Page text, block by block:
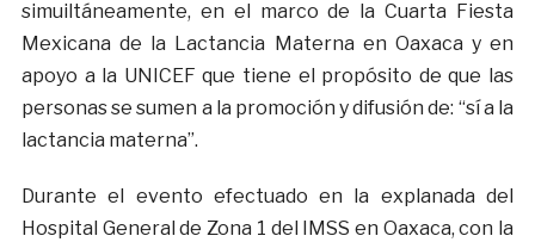
simuiltáneamente, en el marco de la Cuarta Fiesta
Mexicana de la Lactancia Materna en Oaxaca y en
apoyo a la UNICEF que tiene el propósito de que las
personas se sumen a la promoción y difusión de: “sí a la
lactancia materna”.
Durante el evento efectuado en la explanada del
Hospital General de Zona 1 del IMSS en Oaxaca, con la